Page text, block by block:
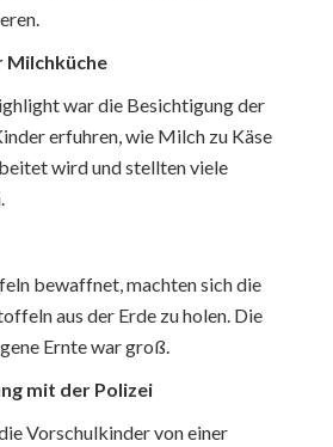
Milchküche
war die Besichtigung der
erfuhren, wie Milch zu Käse
wird und stellten viele
bewaffnet, machten sich die
aus der Erde zu holen. Die
Ernte war groß.
mit der Polizei
Vorschulkinder von einer